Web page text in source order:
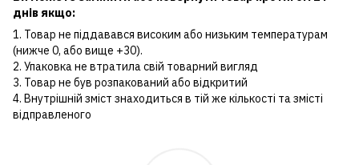
днів якщо:
1. Товар не піддавався високим або низьким температурам
(нижче 0, або вище +30).
2. Упаковка не втратила свій товарний вигляд
3. Товар не був розпакований або відкритий
4. Внутрішній зміст знаходиться в тій же кількості та змісті
відправленого